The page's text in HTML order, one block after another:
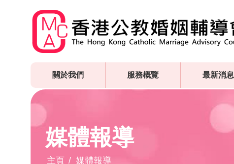
關於我們 服務概覽 最新消息
媒體報導
主頁 媒體報導